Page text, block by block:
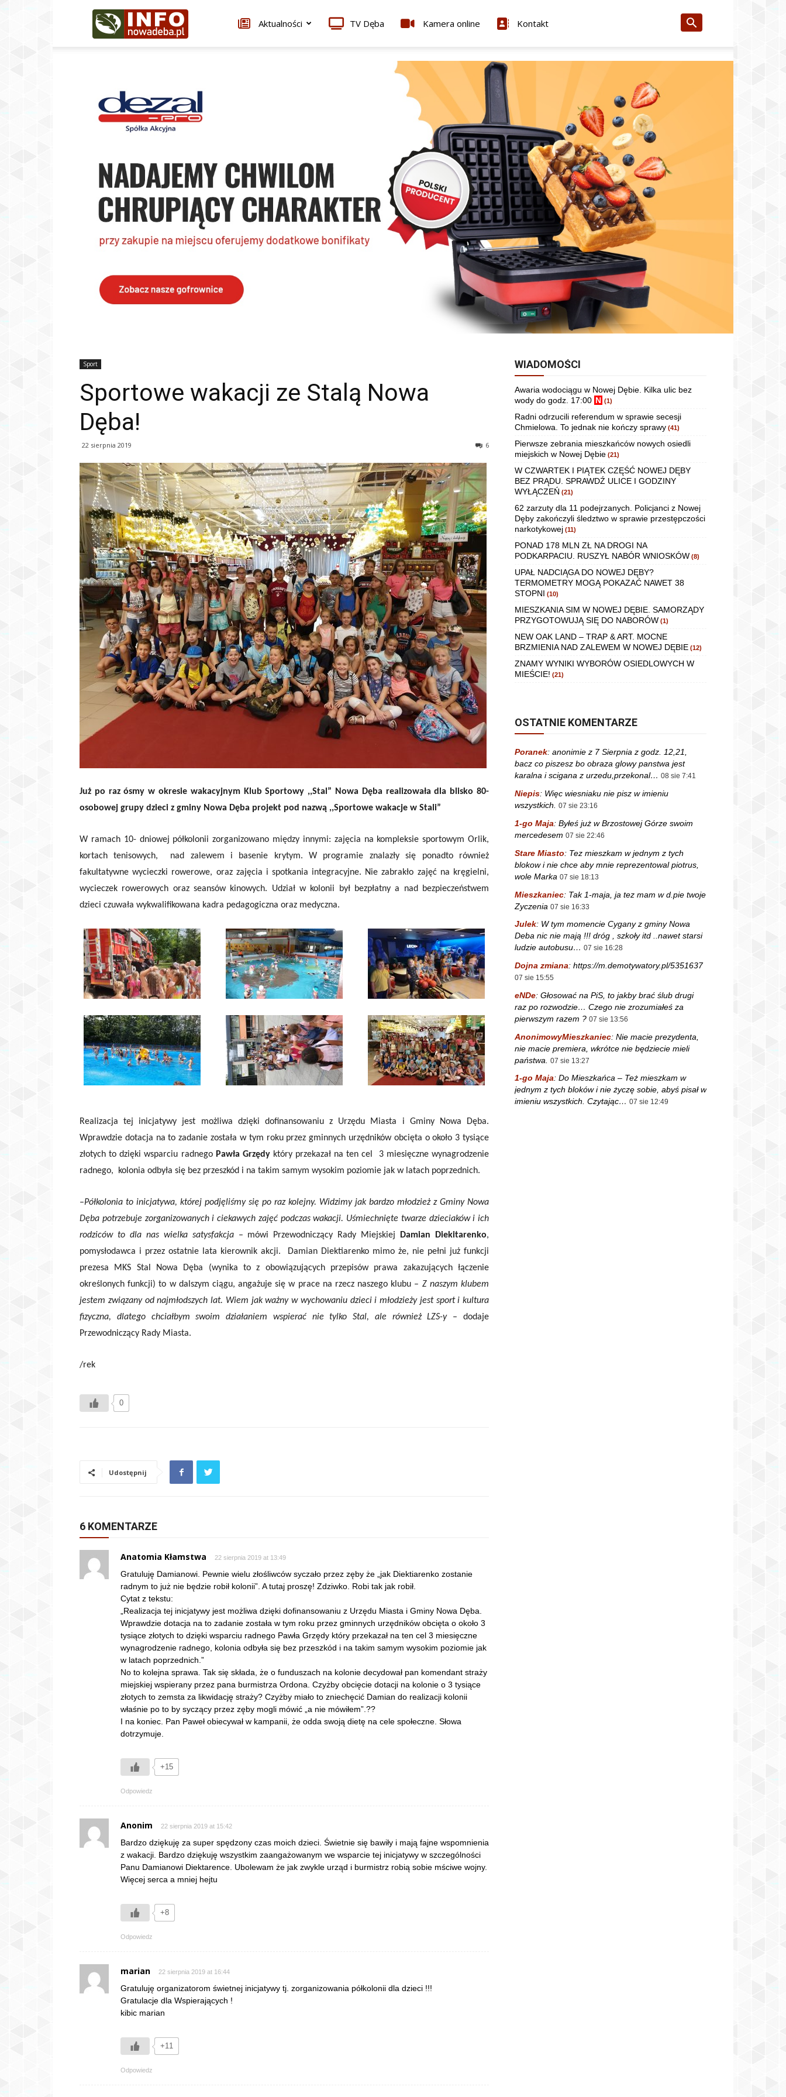
Infonowadeba.pl Aktualności TV Dęba Kamera online Kontakt
Sport
Sportowe wakacji ze Stalą Nowa
Dęba!
22 sierpnia 2019 6
Już po raz ósmy w okresie wakacyjnym Klub Sportowy ,,Stal” Nowa Dęba realizowała dla blisko 80-
osobowej grupy dzieci z gminy Nowa Dęba projekt pod nazwą ,,Sportowe wakacje w Stali”
W ramach 10- dniowej półkolonii zorganizowano między innymi: zajęcia na kompleksie sportowym Orlik,
kortach tenisowych, nad zalewem i basenie krytym. W programie znalazły się ponadto również
fakultatywne wycieczki rowerowe, oraz zajęcia i spotkania integracyjne. Nie zabrakło zajęć na kręgielni,
wycieczek rowerowych oraz seansów kinowych. Udział w kolonii był bezpłatny a nad bezpieczeństwem
dzieci czuwała wykwalifikowana kadra pedagogiczna oraz medyczna.
Realizacja tej inicjatywy jest możliwa dzięki dofinansowaniu z Urzędu Miasta i Gminy Nowa Dęba.
Wprawdzie dotacja na to zadanie została w tym roku przez gminnych urzędników obcięta o około 3 tysiące
złotych to dzięki wsparciu radnego Pawła Grzędyktóry przekazał na ten cel 3 miesięczne wynagrodzenie
radnego, kolonia odbyła się bez przeszkód i na takim samym wysokim poziomie jak w latach poprzednich.
–Półkolonia to inicjatywa, której podjęliśmy się po raz kolejny. Widzimy jak bardzo młodzież z Gminy Nowa
Dęba potrzebuje zorganizowanych i ciekawych zajęć podczas wakacji. Uśmiechnięte twarze dzieciaków i ich
rodziców to dla nas wielka satysfakcja – mówi Przewodniczący Rady Miejskiej Damian Diekitarenko,
pomysłodawca i przez ostatnie lata kierownik akcji. Damian Diektiarenko mimo że, nie pełni już funkcji
prezesa MKS Stal Nowa Dęba (wynika to z obowiązujących przepisów prawa zakazujących łączenie
określonych funkcji) to w dalszym ciągu, angażuje się w prace na rzecz naszego klubu – Z naszym klubem
jestem związany od najmłodszych lat. Wiem jak ważny w wychowaniu dzieci i młodzieży jest sport i kultura
fizyczna, dlatego chciałbym swoim działaniem wspierać nie tylko Stal, ale również LZS-y– dodaje
Przewodniczący Rady Miasta.
/rek
0
Udostępnij
6 KOMENTARZE
Anatomia Kłamstwa 22 sierpnia 2019 at 13:49
Gratuluję Damianowi. Pewnie wielu złośliwców syczało przez zęby że „jak Diektiarenko zostanie
radnym to już nie będzie robił kolonii”. A tutaj proszę! Zdziwko. Robi tak jak robił.
Cytat z tekstu:
„Realizacja tej inicjatywy jest możliwa dzięki dofinansowaniu z Urzędu Miasta i Gminy Nowa Dęba.
Wprawdzie dotacja na to zadanie została w tym roku przez gminnych urzędników obcięta o około 3
tysiące złotych to dzięki wsparciu radnego Pawła Grzędy który przekazał na ten cel 3 miesięczne
wynagrodzenie radnego, kolonia odbyła się bez przeszkód i na takim samym wysokim poziomie jak
w latach poprzednich.”
No to kolejna sprawa. Tak się składa, że o funduszach na kolonie decydował pan komendant straży
miejskiej wspierany przez pana burmistrza Ordona. Czyżby obcięcie dotacji na kolonie o 3 tysiące
złotych to zemsta za likwidację straży? Czyżby miało to zniechęcić Damian do realizacji kolonii
właśnie po to by syczący przez zęby mogli mówić „a nie mówiłem”.??
I na koniec. Pan Paweł obiecywał w kampanii, że odda swoją dietę na cele społeczne. Słowa
dotrzymuje.
+15
Odpowiedz
Anonim 22 sierpnia 2019 at 15:42
Bardzo dziękuję za super spędzony czas moich dzieci. Świetnie się bawiły i mają fajne wspomnienia
z wakacji. Bardzo dziękuję wszystkim zaangażowanym we wsparcie tej inicjatywy w szczególności
Panu Damianowi Diektarence. Ubolewam że jak zwykle urząd i burmistrz robią sobie mściwe wojny.
Więcej serca a mniej hejtu
+8
Odpowiedz
marian 22 sierpnia 2019 at 16:44
Gratuluję organizatorom świetnej inicjatywy tj. zorganizowania półkolonii dla dzieci !!!
Gratulacje dla Wspierających !
kibic marian
+11
Odpowiedz
WIADOMOŚCI
Awaria wodociągu w Nowej Dębie. Kilka ulic bez
wody do godz. 17:00 N (1)
Radni odrzucili referendum w sprawie secesji
Chmielowa. To jednak nie kończy sprawy (41)
Pierwsze zebrania mieszkańców nowych osiedli
miejskich w Nowej Dębie (21)
W CZWARTEK I PIĄTEK CZĘŚĆ NOWEJ DĘBY
BEZ PRĄDU. SPRAWDŹ ULICE I GODZINY
WYŁĄCZEŃ (21)
62 zarzuty dla 11 podejrzanych. Policjanci z Nowej
Dęby zakończyli śledztwo w sprawie przestępczości
narkotykowej (11)
PONAD 178 MLN ZŁ NA DROGI NA
PODKARPACIU. RUSZYŁ NABÓR WNIOSKÓW (8)
UPAŁ NADCIĄGA DO NOWEJ DĘBY?
TERMOMETRY MOGĄ POKAZAĆ NAWET 38
STOPNI (10)
MIESZKANIA SIM W NOWEJ DĘBIE. SAMORZĄDY
PRZYGOTOWUJĄ SIĘ DO NABORÓW (1)
NEW OAK LAND – TRAP & ART. MOCNE
BRZMIENIA NAD ZALEWEM W NOWEJ DĘBIE (12)
ZNAMY WYNIKI WYBORÓW OSIEDLOWYCH W
MIEŚCIE! (21)
OSTATNIE KOMENTARZE
Poranek: anonimie z 7 Sierpnia z godz. 12,21,
bacz co piszesz bo obraza glowy panstwa jest
karalna i scigana z urzedu,przekonal… 08 sie 7:41
Niepis: Więc wiesniaku nie pisz w imieniu
wszystkich.
07 sie 23:16
1-go Maja: Byłeś już w Brzostowej Górze swoim
mercedesem 07 sie 22:46
Stare Miasto: Tez mieszkam w jednym z tych
blokow i nie chce aby mnie reprezentowal piotrus,
wole Marka 07 sie 18:13
Mieszkaniec: Tak 1-maja, ja tez mam w d.pie twoje
Zyczenia 07 sie 16:33
Julek: W tym momencie Cygany z gminy Nowa
Deba nic nie mają !!! dróg , szkoły itd ..nawet starsi
ludzie autobusu… 07 sie 16:28
Dojna zmiana: https://m.demotywatory.pl/5351637
07 sie 15:55
eNDe: Głosować na PiS, to jakby brać ślub drugi
raz po rozwodzie… Czego nie zrozumiałeś za
pierwszym razem ? 07 sie 13:56
AnonimowyMieszkaniec: Nie macie prezydenta,
nie macie premiera, wkrótce nie będziecie mieli
państwa.
07 sie 13:27
1-go Maja: Do Mieszkańca – Też mieszkam w
jednym z tych bloków i nie życzę sobie, abyś pisał w
imieniu wszystkich. Czytając… 07 sie 12:49